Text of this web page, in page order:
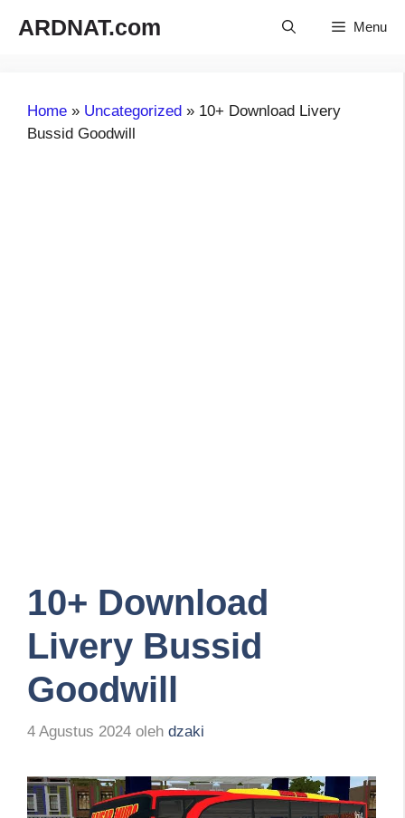
ARDNAT.com Menu
Home » Uncategorized » 10+ Download Livery
Bussid Goodwill
10+ Download
Livery Bussid
Goodwill
4 Agustus 2024 oleh dzaki